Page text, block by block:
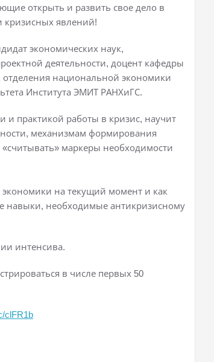
открыть и развить свое дело в
кризисных явлений!
экономических наук,
деятельности, доцент кафедры
отделения национальной экономики
Института ЭМИТ РАНХиГС.
и практикой работы в кризис, научит
механизмам формирования
«считывать» маркеры необходимости
на текущий момент и как
навыки, необходимые антикризисному
интенсива.
в числе первых 50
clFR1b